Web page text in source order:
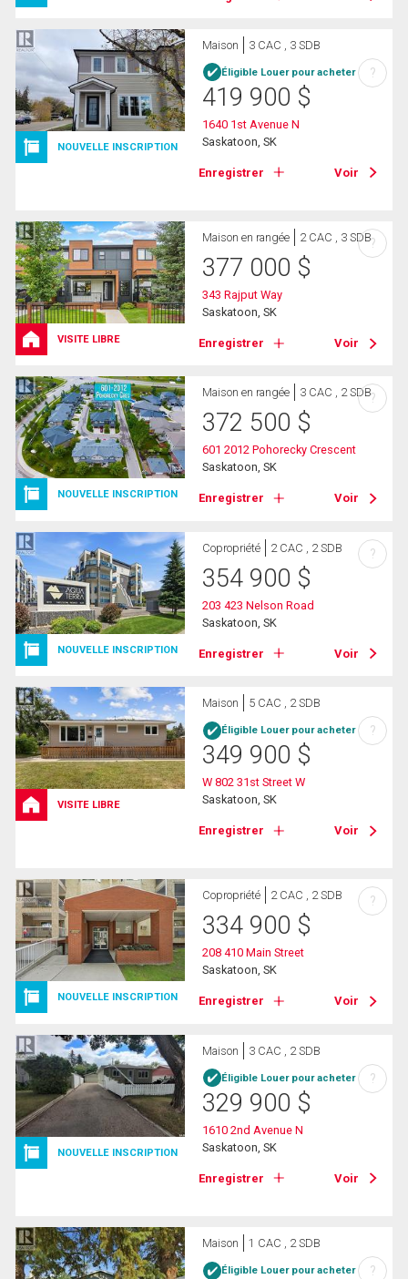
NOUVELLE INSCRIPTION
Maison 3 CAC , 3 SDB
Éligible Louer pour acheter
419 900 $
1640 1st Avenue N
Saskatoon, SK
Enregistrer Voir
?
VISITE LIBRE
Maison en rangée 2 CAC , 3 SDB
377 000 $
343 Rajput Way
Saskatoon, SK
Enregistrer Voir
?
NOUVELLE INSCRIPTION
Maison en rangée 3 CAC , 2 SDB
372 500 $
601 2012 Pohorecky Crescent
Saskatoon, SK
Enregistrer Voir
?
NOUVELLE INSCRIPTION
Copropriété 2 CAC , 2 SDB
354 900 $
203 423 Nelson Road
Saskatoon, SK
Enregistrer Voir
?
VISITE LIBRE
Maison 5 CAC , 2 SDB
Éligible Louer pour acheter
349 900 $
W 802 31st Street W
Saskatoon, SK
Enregistrer Voir
?
NOUVELLE INSCRIPTION
Copropriété 2 CAC , 2 SDB
334 900 $
208 410 Main Street
Saskatoon, SK
Enregistrer Voir
?
NOUVELLE INSCRIPTION
Maison 3 CAC , 2 SDB
Éligible Louer pour acheter
329 900 $
1610 2nd Avenue N
Saskatoon, SK
Enregistrer Voir
?
Maison 1 CAC , 2 SDB
Éligible Louer pour acheter ?